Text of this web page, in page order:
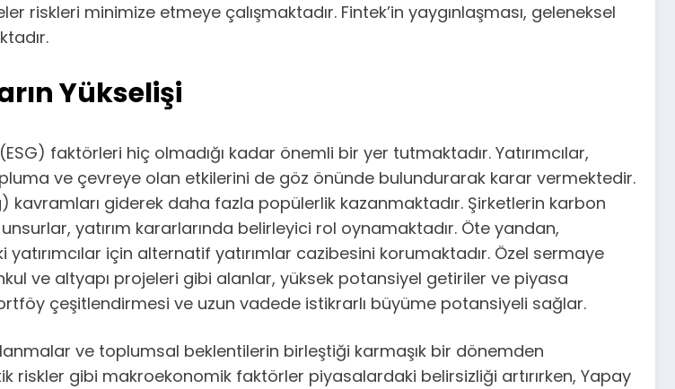
minimize etmeye çalışmaktadır. Fintek’in yaygınlaşması, geleneksel
Yükselişi
faktörleri hiç olmadığı kadar önemli bir yer tutmaktadır. Yatırımcılar,
ve çevreye olan etkilerini de göz önünde bulundurarak karar vermektedir.
kavramları giderek daha fazla popülerlik kazanmaktadır. Şirketlerin karbon
yatırım kararlarında belirleyici rol oynamaktadır. Öte yandan,
yatırımcılar için alternatif yatırımlar cazibesini korumaktadır. Özel sermaye
ve altyapı projeleri gibi alanlar, yüksek potansiyel getiriler ve piyasa
çeşitlendirmesi ve uzun vadede istikrarlı büyüme potansiyeli sağlar.
ve toplumsal beklentilerin birleştiği karmaşık bir dönemden
riskler gibi makroekonomik faktörler piyasalardaki belirsizliği artırırken, Yapay